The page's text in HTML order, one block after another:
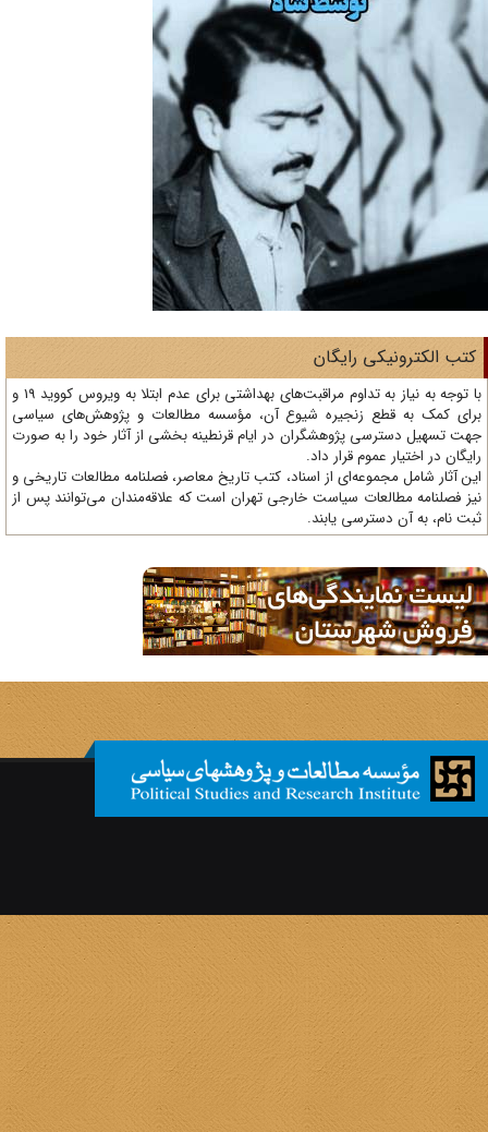
الکترونیکی رایگان
با توجه به نیاز به تداوم مراقبت‌های بهداشتی برای عدم ابتلا به ویروس کووید 19 و
کمک به قطع زنجیره شیوع آن، مؤسسه مطالعات و پژوهش‌های سیاسی
تسهیل دسترسی پژوهشگران در ایام قرنطینه بخشی از آثار خود را به صورت
در اختیار عموم قرار داد.
آثار شامل مجموعه‌ای از اسناد، کتب تاریخ معاصر، فصلنامه‌ مطالعات تاریخی و
فصلنامه مطالعات سیاست خارجی تهران است که علاقه‌مندان می‌توانند پس از
نام، به آن دسترسی یابند.